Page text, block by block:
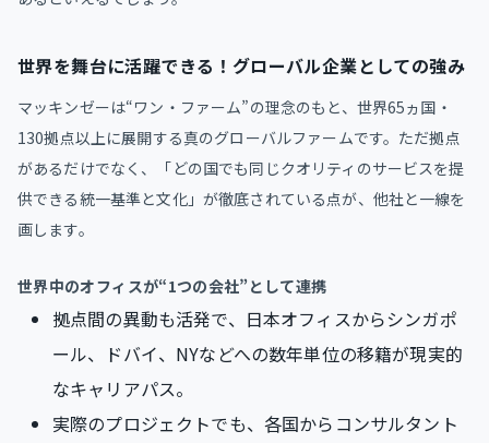
世界を舞台に活躍できる！グローバル企業としての強み
マッキンゼーは“ワン・ファーム”の理念のもと、世界65ヵ国・
130拠点以上に展開する真のグローバルファームです。ただ拠点
があるだけでなく、「どの国でも同じクオリティのサービスを提
供できる統一基準と文化」が徹底されている点が、他社と一線を
画します。
世界中のオフィスが“1つの会社”として連携
拠点間の異動も活発で、日本オフィスからシンガポ
ール、ドバイ、NYなどへの数年単位の移籍が現実的
なキャリアパス。
実際のプロジェクトでも、各国からコンサルタント